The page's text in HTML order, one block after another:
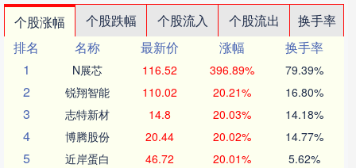
个股涨幅 个股跌幅 个股流入 个股流出
换手率
排名
名称 最新价 涨幅
换手率
1
N展芯 116.52 396.89% 79.39%
2 锐翔智能 110.02 20.21% 16.80%
3 志特新材 14.8 20.03% 14.18%
4 博腾股份 20.44 20.02% 14.77%
5 近岸蛋白 46.72 20.01% 5.62%